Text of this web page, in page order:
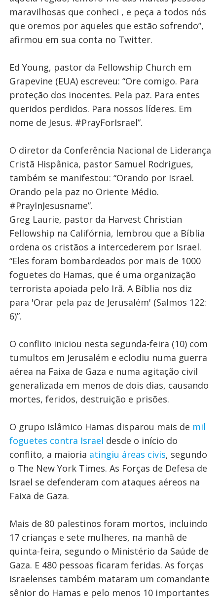
maravilhosas que conheci , e peça a todos nós
que oremos por aqueles que estão sofrendo”,
afirmou em sua conta no Twitter.
Ed Young, pastor da Fellowship Church em
Grapevine (EUA) escreveu: “Ore comigo. Para
proteção dos inocentes. Pela paz. Para entes
queridos perdidos. Para nossos líderes. Em
nome de Jesus. #PrayForIsrael”.
O diretor da Conferência Nacional de Liderança
Cristã Hispânica, pastor Samuel Rodrigues,
também se manifestou: “Orando por Israel.
Orando pela paz no Oriente Médio.
#PrayInJesusname”.
Greg Laurie, pastor da Harvest Christian
Fellowship na Califórnia, lembrou que a Bíblia
ordena os cristãos a intercederem por Israel.
“Eles foram bombardeados por mais de 1000
foguetes do Hamas, que é uma organização
terrorista apoiada pelo Irã. A Bíblia nos diz
para 'Orar pela paz de Jerusalém' (Salmos 122:
6)”.
O conflito iniciou nesta segunda-feira (10) com
tumultos em Jerusalém e eclodiu numa guerra
aérea na Faixa de Gaza e numa agitação civil
generalizada em menos de dois dias, causando
mortes, feridos, destruição e prisões.
O grupo islâmico Hamas disparou mais de mil
foguetes contra Israel desde o início do
conflito, a maioria atingiu áreas civis, segundo
o The New York Times. As Forças de Defesa de
Israel se defenderam com ataques aéreos na
Faixa de Gaza.
Mais de 80 palestinos foram mortos, incluindo
17 crianças e sete mulheres, na manhã de
quinta-feira, segundo o Ministério da Saúde de
Gaza. E 480 pessoas ficaram feridas. As forças
israelenses também mataram um comandante
sênior do Hamas e pelo menos 10 importantes